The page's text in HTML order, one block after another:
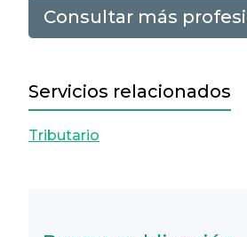
Consultar más
Servicios relacionados
Tributario